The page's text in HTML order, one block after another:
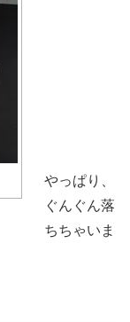
やっぱり、
ぐんぐん落
ちちゃいま